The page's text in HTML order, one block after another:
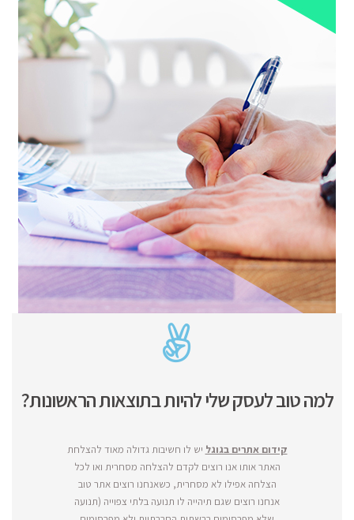
למה טוב לעסק שלי להיות בתוצאות הראשונות?
קידום אתרים בגוגל יש לו חשיבות גדולה מאוד להצלחת
האתר אותו אנו רוצים לקדם להצלחה מסחרית ואו לכל
הצלחה אפילו לא מסחרית, כשאנחנו רוצים אתר טוב
אנחנו רוצים שגם תיהייה לו תנועה בלתי צפוייה (תנועה